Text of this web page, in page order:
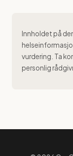
Innholdet på
vurdering. Ta
personlig